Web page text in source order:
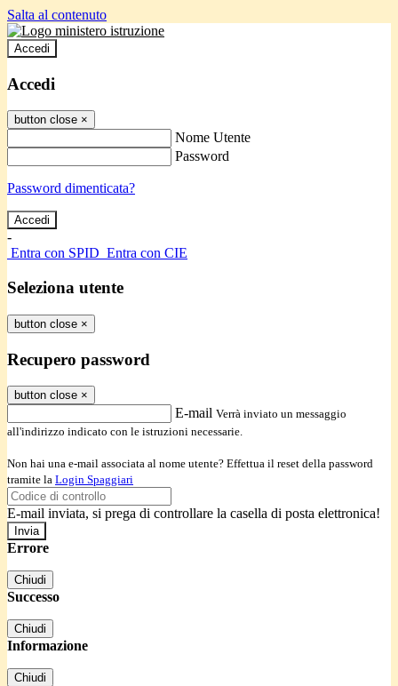
Salta al contenuto
Accedi
Accedi
button close ×
Nome Utente
Password
Password dimenticata?
-
Entra con SPID Entra con CIE
Seleziona utente
button close ×
Recupero password
button close ×
E-mail Verrà inviato un messaggio
all'indirizzo indicato con le istruzioni necessarie.
Non hai una e-mail associata al nome utente? Effettua il reset della password
tramite la Login Spaggiari
E-mail inviata, si prega di controllare la casella di posta elettronica!
Errore
Chiudi
Successo
Chiudi
Informazione
Chiudi